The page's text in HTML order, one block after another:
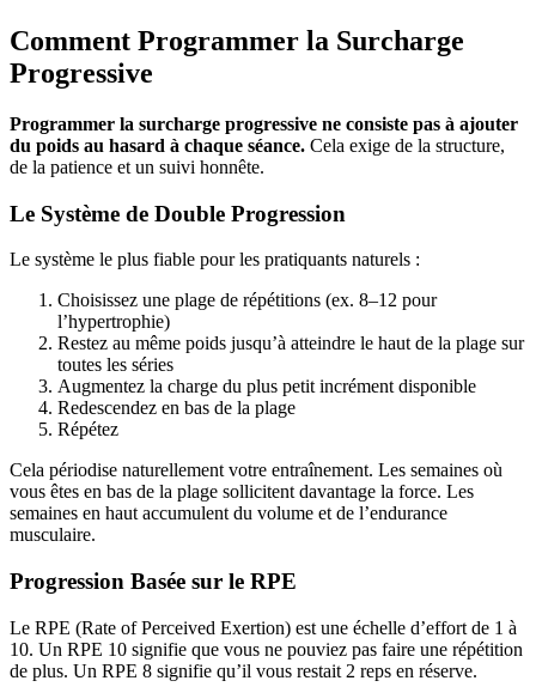
Comment Programmer la Surcharge
Progressive
Programmer la surcharge progressive ne consiste pas à ajouter
du poids au hasard à chaque séance. Cela exige de la structure,
de la patience et un suivi honnête.
Le Système de Double Progression
Le système le plus fiable pour les pratiquants naturels :
Choisissez une plage de répétitions (ex. 8–12 pour
l’hypertrophie)
Restez au même poids jusqu’à atteindre le haut de la plage sur
toutes les séries
Augmentez la charge du plus petit incrément disponible
Redescendez en bas de la plage
Répétez
Cela périodise naturellement votre entraînement. Les semaines où
vous êtes en bas de la plage sollicitent davantage la force. Les
semaines en haut accumulent du volume et de l’endurance
musculaire.
Progression Basée sur le RPE
Le RPE (Rate of Perceived Exertion) est une échelle d’effort de 1 à
10. Un RPE 10 signifie que vous ne pouviez pas faire une répétition
de plus. Un RPE 8 signifie qu’il vous restait 2 reps en réserve.